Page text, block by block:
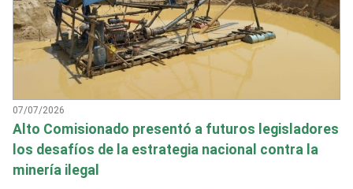
07/07/2026
Alto Comisionado presentó a futuros legisladores
los desafíos de la estrategia nacional contra la
minería ilegal